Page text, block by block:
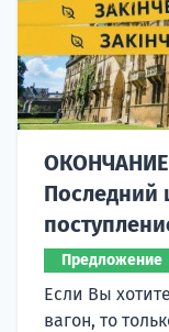
Последний
Предложение
Если Вы
вагон, то